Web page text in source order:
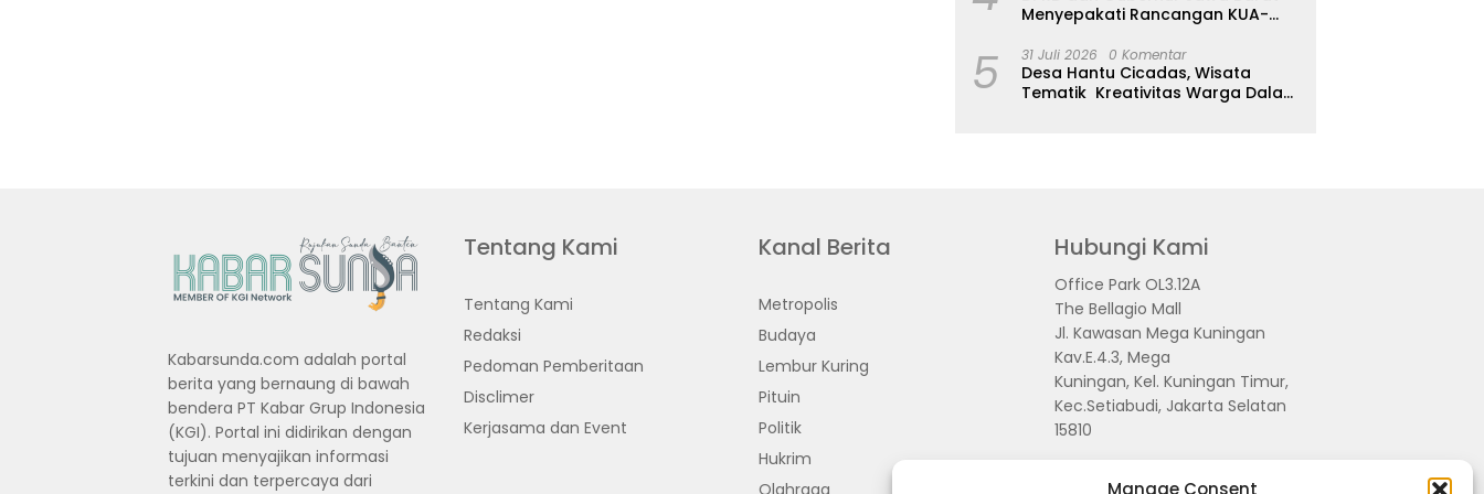
Manage Consent
Menyepakati Rancangan KUA-
5 31 Juli 2026 0 Komentar
Desa Hantu Cicadas, Wisata
Tematik Kreativitas Warga Dalam
Kabarsunda.com adalah portal
berita yang bernaung di bawah
bendera PT Kabar Grup Indonesia
(KGI). Portal ini didirikan dengan
tujuan menyajikan informasi
terkini dan terpercaya dari
Tentang Kami
Tentang Kami
Redaksi
Pedoman Pemberitaan
Disclimer
Kerjasama dan Event
Kanal Berita
Metropolis
Budaya
Lembur Kuring
Pituin
Politik
Hukrim
Olahraga
Hubungi Kami
Office Park OL3.12A
The Bellagio Mall
Jl. Kawasan Mega Kuningan
Kav.E.4.3, Mega
Kuningan, Kel. Kuningan Timur,
Kec.Setiabudi, Jakarta Selatan
15810